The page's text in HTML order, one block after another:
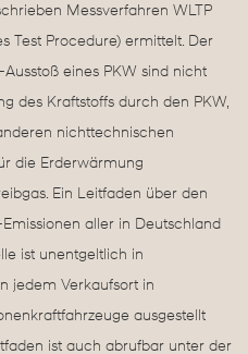
Messverfahren WLTP
Test Procedure) ermittelt. Der
eines PKW sind nicht
des Kraftstoffs durch den PKW,
nichttechnischen
die Erderwärmung
Ein Leitfaden über den
aller in Deutschland
ist unentgeltlich in
jedem Verkaufsort in
ausgestellt
ist auch abrufbar unter der